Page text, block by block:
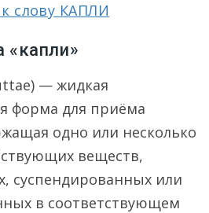
слову КАПЛИ
«капли»
— жидкая
форма для приёма
одно или несколько
веществ,
суспендированных или
в соответствующем